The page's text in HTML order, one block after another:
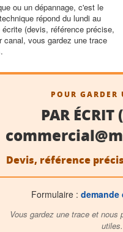
ou un dépannage, c'est le
répond du lundi au
(devis, référence précise,
canal, vous gardez une trace
POUR GARDER
PAR
Devis, référence
Formulaire : demande
Vous gardez une trace et nous
utiles.